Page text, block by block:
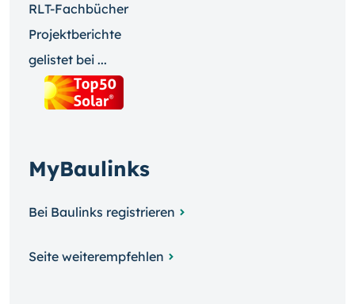
RLT-Fachbücher
Projektberichte
gelistet bei ...
MyBaulinks
Bei Baulinks registrieren
Seite weiterempfehlen